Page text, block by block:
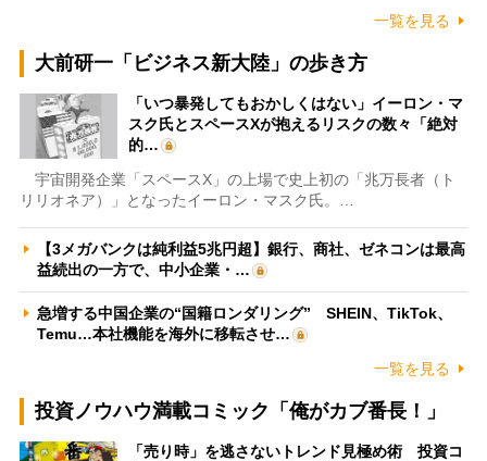
一覧を見る
大前研一「ビジネス新大陸」の歩き方
「いつ暴発してもおかしくはない」イーロン・マ
スク氏とスペースXが抱えるリスクの数々「絶対
的…
宇宙開発企業「スペースX」の上場で史上初の「兆万長者（ト
リリオネア）」となったイーロン・マスク氏。…
【3メガバンクは純利益5兆円超】銀行、商社、ゼネコンは最高
益続出の一方で、中小企業・…
急増する中国企業の“国籍ロンダリング” SHEIN、TikTok、
Temu…本社機能を海外に移転させ…
一覧を見る
投資ノウハウ満載コミック「俺がカブ番長！」
「売り時」を逃さないトレンド見極め術 投資コ